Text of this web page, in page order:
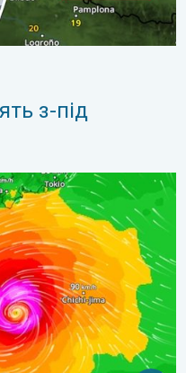
з-під
Загроза зсувів.